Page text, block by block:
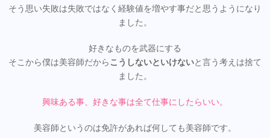
そう思い失敗は失敗ではなく経験値を増やす事だと思うようになり
ました。
好きなものを武器にする
そこから僕は美容師だからこうしないといけないと言う考えは捨て
ました。
興味ある事、好きな事は全て仕事にしたらいい。
美容師というのは免許があれば何しても美容師です。